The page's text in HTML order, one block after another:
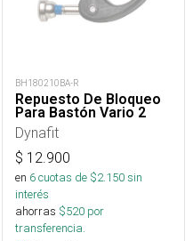
BH180210BA-R
Repuesto De Bloqueo
Para Bastón Vario 2
Dynafit
$ 12.900
en 6cuotas de $2.150sin
interés
ahorras $520 por
transferencia.